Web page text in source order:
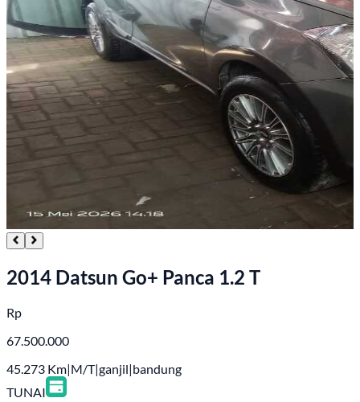
2014 Datsun Go+ Panca 1.2 T
Rp
67.500.000
45.273 Km|M/T|ganjil|bandung
TUNAI